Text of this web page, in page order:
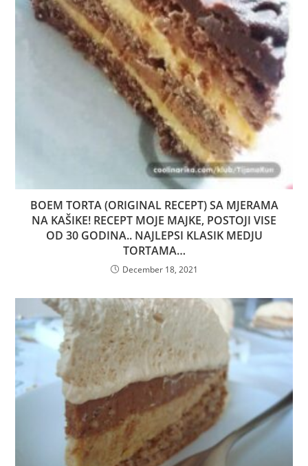
BOEM TORTA (ORIGINAL RECEPT) SA MJERAMA
NA KAŠIKE! RECEPT MOJE MAJKE, POSTOJI VISE
OD 30 GODINA.. NAJLEPSI KLASIK MEDJU
TORTAMA…
December 18, 2021